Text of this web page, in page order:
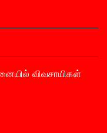
விவசாயிகள்